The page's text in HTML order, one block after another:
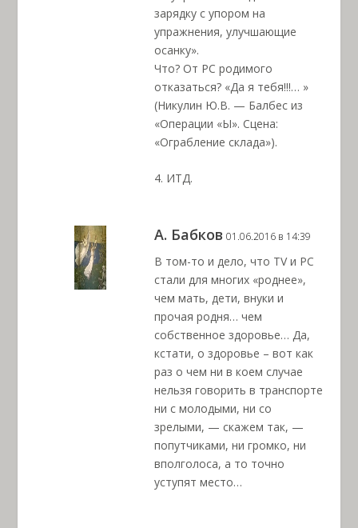
зарядку с упором на
упражнения, улучшающие
осанку».
Что? От РС родимого
отказаться? «Да я тебя!!!… »
(Никулин Ю.В. — Балбес из
«Операции «Ы». Сцена:
«Ограбление склада»).
4. ИТД.
А. Бабков 01.06.2016 в 14:39
В том-то и дело, что TV и PC
стали для многих «роднее»,
чем мать, дети, внуки и
прочая родня… чем
собственное здоровье… Да,
кстати, о здоровье – вот как
раз о чем ни в коем случае
нельзя говорить в транспорте
ни с молодыми, ни со
зрелыми, — скажем так, —
попутчиками, ни громко, ни
вполголоса, а то точно
уступят место…